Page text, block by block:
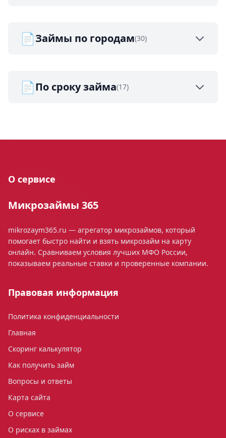
📄Займы по городам(30)
📄По сроку займа(17)
О сервисе
Микрозаймы 365
mikrozaym365.ru — агрегатор микрозаймов, который
помогает быстро найти и взять микрозайм на карту
онлайн. Сравниваем условия лучших МФО России,
показываем реальные ставки и проверенные компании.
Правовая информация
Политика конфиденциальности
Главная
Скоринг калькулятор
Как получить займ
Вопросы и ответы
Карта сайта
О сервисе
О рисках в займах